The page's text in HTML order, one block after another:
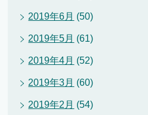
2019年6月 (50)
2019年5月 (61)
2019年4月 (52)
2019年3月 (60)
2019年2月 (54)